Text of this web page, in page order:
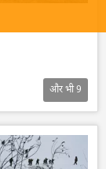
और भी9